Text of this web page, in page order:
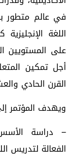
في عالم متطور
اللغة
على المستويين
أجل تمكين
القرن الحادي
ويهدف المؤتمر
– دراسة الأسس
الفعالة لتدريس